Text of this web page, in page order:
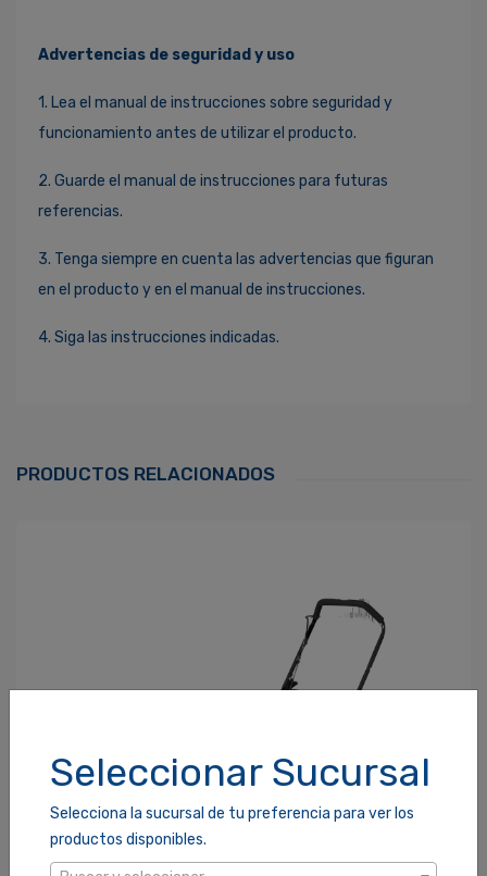
Seleccionar Sucursal
Selecciona la sucursal de tu preferencia para ver los
productos disponibles.
Advertencias de seguridad y uso
1. Lea el manual de instrucciones sobre seguridad y
funcionamiento antes de utilizar el producto.
2. Guarde el manual de instrucciones para futuras
referencias.
3. Tenga siempre en cuenta las advertencias que figuran
en el producto y en el manual de instrucciones.
4. Siga las instrucciones indicadas.
Recordarme
PRODUCTOS RELACIONADOS